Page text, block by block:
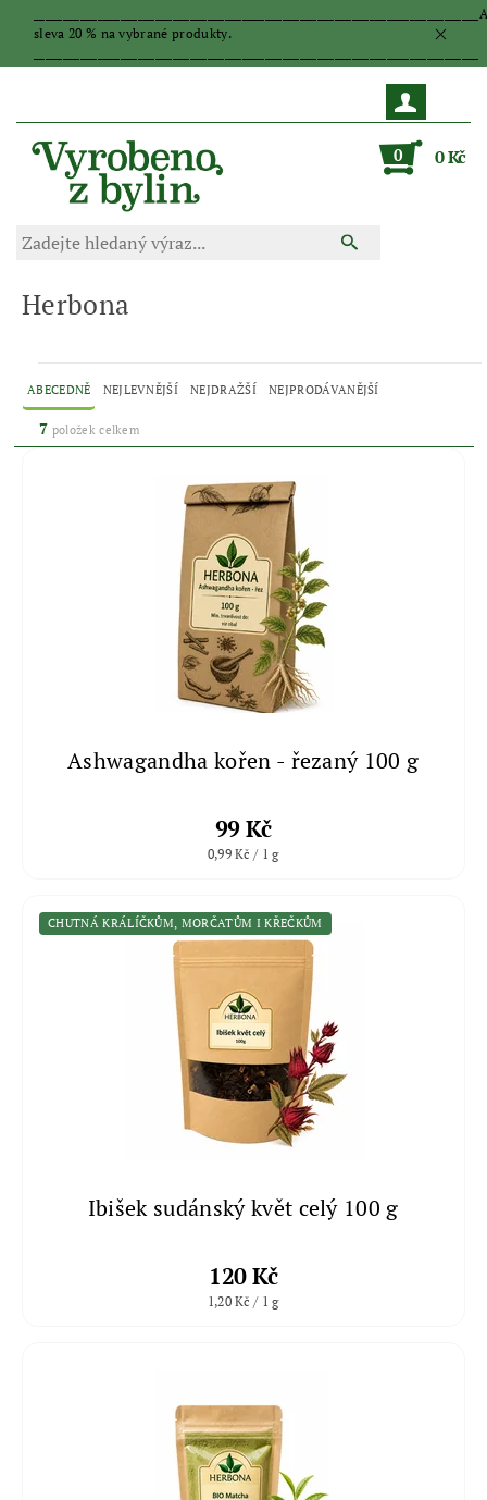
sleva 20 % na vybrané produkty.
0 0 Kč
Herbona
ABECEDNĚ NEJLEVNĚJŠÍ NEJDRAŽŠÍ NEJPRODÁVANĚJŠÍ
7 položek celkem
Ashwagandha kořen - řezaný 100 g
99 Kč
0,99 Kč / 1 g
CHUTNÁ KRÁLÍČKŮM, MORČATŮM I KŘEČKŮM
Ibišek sudánský květ celý 100 g
120 Kč
1,20 Kč / 1 g